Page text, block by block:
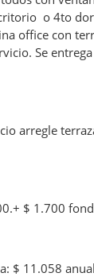
o 4to
office con
Se
arregle
$ 1.700
$ 11.058 anual